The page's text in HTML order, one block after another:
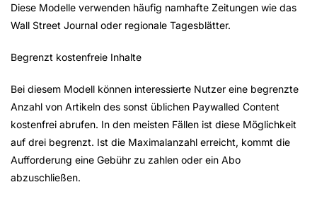
Diese Modelle verwenden häufig namhafte Zeitungen wie das
Wall Street Journal oder regionale Tagesblätter.
Begrenzt kostenfreie Inhalte
Bei diesem Modell können interessierte Nutzer eine begrenzte
Anzahl von Artikeln des sonst üblichen Paywalled Content
kostenfrei abrufen. In den meisten Fällen ist diese Möglichkeit
auf drei begrenzt. Ist die Maximalanzahl erreicht, kommt die
Aufforderung eine Gebühr zu zahlen oder ein Abo
abzuschließen.